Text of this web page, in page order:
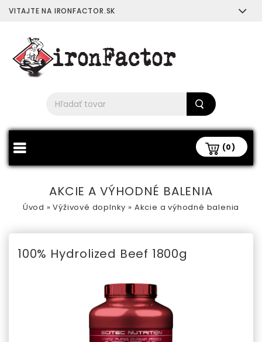
VITAJTE NA IRONFACTOR.SK
(0)
AKCIE A VÝHODNÉ BALENIA
Úvod »Výživové doplnky » Akcie a výhodné balenia
100% Hydrolized Beef 1800g